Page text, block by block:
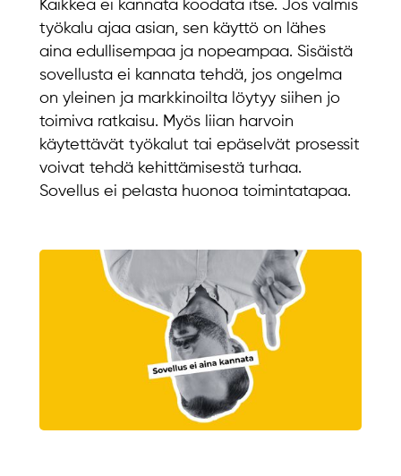
Kaikkea ei kannata koodata itse. Jos valmis
työkalu ajaa asian, sen käyttö on lähes
aina edullisempaa ja nopeampaa. Sisäistä
sovellusta ei kannata tehdä, jos ongelma
on yleinen ja markkinoilta löytyy siihen jo
toimiva ratkaisu. Myös liian harvoin
käytettävät työkalut tai epäselvät prosessit
voivat tehdä kehittämisestä turhaa.
Sovellus ei pelasta huonoa toimintatapaa.